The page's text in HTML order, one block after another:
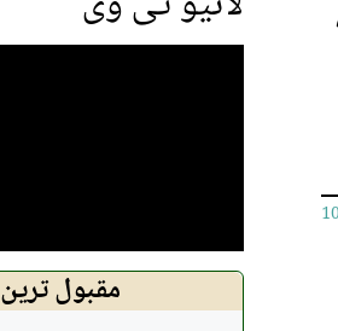
مقبول ترین